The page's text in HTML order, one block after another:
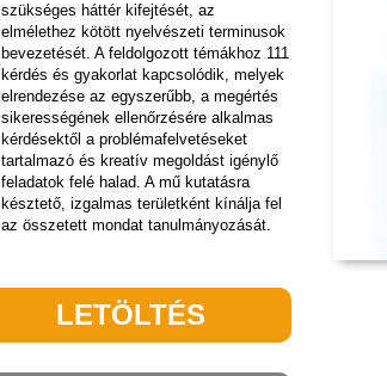
szükséges háttér kifejtését, az
elmélethez kötött nyelvészeti terminusok
bevezetését. A feldolgozott témákhoz 111
kérdés és gyakorlat kapcsolódik, melyek
elrendezése az egyszerűbb, a megértés
sikerességének ellenőrzésére alkalmas
kérdésektől a problémafelvetéseket
tartalmazó és kreatív megoldást igénylő
feladatok felé halad. A mű kutatásra
késztető, izgalmas területként kínálja fel
az összetett mondat tanulmányozását.
LETÖLTÉS